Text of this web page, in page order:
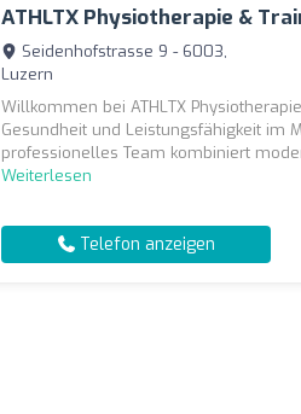
ATHLTX Physiotherapie &
Seidenhofstrasse 9 - 6003,
Luzern
Willkommen bei ATHLTX
Gesundheit und Leistungsfähigkeit im
professionelles Team kombiniert
Weiterlesen
Telefon anzeigen